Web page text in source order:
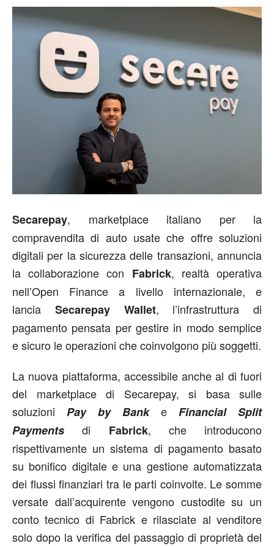
Secarepay, marketplace italiano per la
compravendita di auto usate che offre soluzioni
digitali per la sicurezza delle transazioni, annuncia
la collaborazione con Fabrick, realtà operativa
nell’Open Finance a livello internazionale, e
lancia Secarepay Wallet, l’infrastruttura di
pagamento pensata per gestire in modo semplice
e sicuro le operazioni che coinvolgono più soggetti.
La nuova piattaforma, accessibile anche al di fuori
del marketplace di Secarepay, si basa sulle
soluzioni Pay by Banke Financial Split
Payments di Fabrick, che introducono
rispettivamente un sistema di pagamento basato
su bonifico digitale e una gestione automatizzata
dei flussi finanziari tra le parti coinvolte. Le somme
versate dall’acquirente vengono custodite su un
conto tecnico di Fabrick e rilasciate al venditore
solo dopo la verifica del passaggio di proprietà del